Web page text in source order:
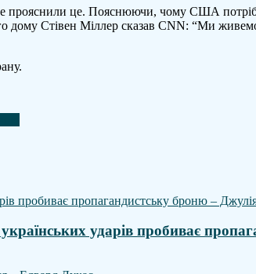
це. Пояснюючи, чому США
дому Стівен Міллер сказав CNN: “Ми
ударів пробиває